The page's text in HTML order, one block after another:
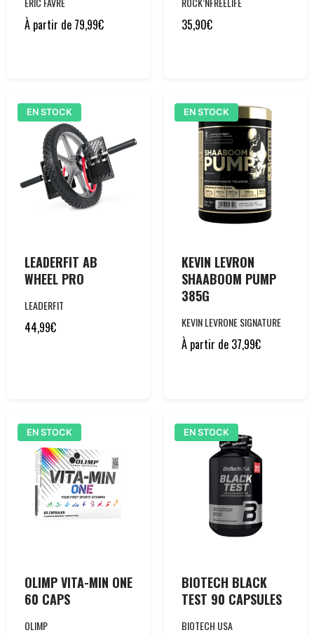
À partir de 79,99€ 35,90€
EN STOCK
LEADERFIT AB
WHEEL PRO
LEADERFIT
44,99€
EN STOCK
KEVIN LEVRON
SHAABOOM PUMP
385G
KEVIN LEVRONE SIGNATURE
À partir de 37,99€
EN STOCK
OLIMP VITA-MIN ONE
60 CAPS
OLIMP
EN STOCK
BIOTECH BLACK
TEST 90 CAPSULES
BIOTECH USA